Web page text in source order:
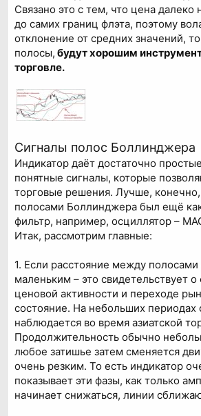
Связано это с тем, что цена далеко
до самих границ флэта, поэтому
отклонение от средних значений,
полосы, будут хорошим
торговле.
Сигналы полос Боллинджера
Индикатор даёт достаточно
понятные сигналы, которые
торговые решения. Лучше,
полосами Боллинджера был ещё
фильтр, например, осциллятор –
Итак, рассмотрим главные:
1. Если расстояние между полосами
маленьким – это свидетельствует
ценовой активности и переходе
состояние. На небольших периодах
наблюдается во время азиатской
Продолжительность обычно
любое затишье затем сменяется
очень резким. То есть индикатор
показывает эти фазы, как только
начинает снижаться, линии